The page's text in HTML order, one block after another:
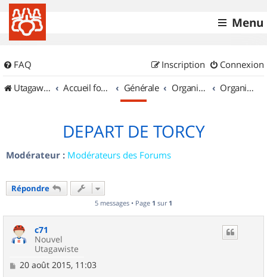
Menu
FAQ Connexion
Inscription
UtagawaVTT (Randos VTT et VTTAE avec traces GPS)
Accueil forum Générale Organisation de sorties & Recherche de partenaires Organisation de sorties en région Île de France
DEPART DE TORCY
Modérateur : Modérateurs des Forums
Répondre
5 messages • Page 1 sur 1
c71
Nouvel
Utagawiste
M
20 août 2015, 11:03